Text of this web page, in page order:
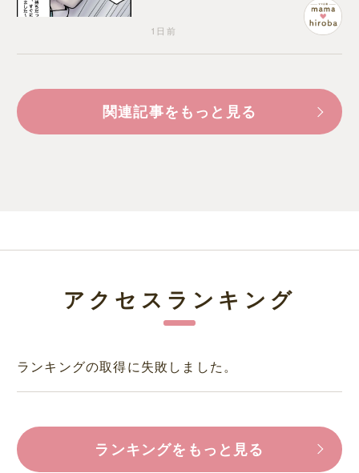
1日前
関連記事をもっと見る
アクセスランキング
ランキングの取得に失敗しました。
ランキングをもっと見る